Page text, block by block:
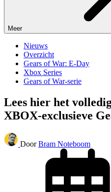
Meer
Nieuws
Overzicht
Gears of War: E-Day
Xbox Series
Gears of War-serie
Lees hier het
XBOX-exclusieve
Door Bram Noteboom